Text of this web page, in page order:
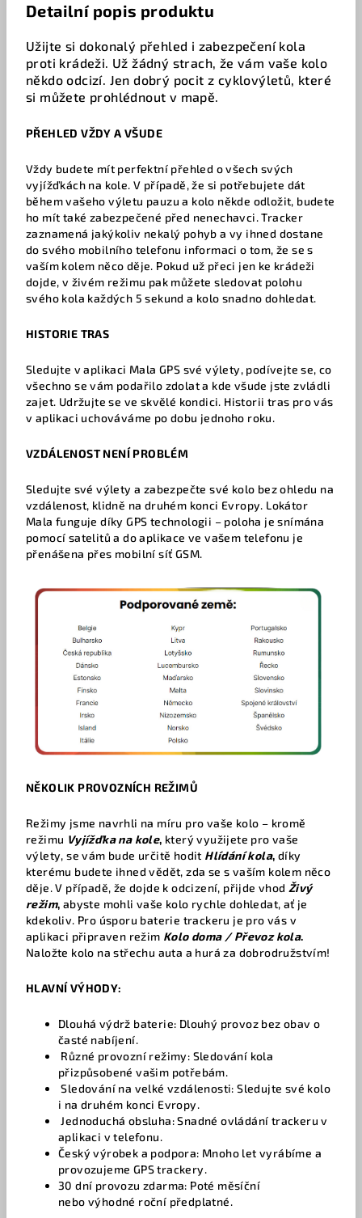
Detailní popis produktu
Užijte si dokonalý přehled i zabezpečení kola
proti krádeži. Už žádný strach, že vám vaše kolo
někdo odcizí. Jen dobrý pocit z cyklovýletů, které
si můžete prohlédnout v mapě.
PŘEHLED VŽDY A VŠUDE
Vždy budete mít perfektní přehled o všech svých
vyjížďkách na kole. V případě, že si potřebujete dát
během vašeho výletu pauzu a kolo někde odložit, budete
ho mít také zabezpečené před nenechavci. Tracker
zaznamená jakýkoliv nekalý pohyb a vy ihned dostane
do svého mobilního telefonu informaci o tom, že se s
vaším kolem něco děje. Pokud už přeci jen ke krádeži
dojde, v živém režimu pak můžete sledovat polohu
svého kola každých 5 sekund a kolo snadno dohledat.
HISTORIE TRAS
Sledujte v aplikaci Mala GPS své výlety, podívejte se, co
všechno se vám podařilo zdolat a kde všude jste zvládli
zajet. Udržujte se ve skvělé kondici. Historii tras pro vás
v aplikaci uchováváme po dobu jednoho roku.
VZDÁLENOST NENÍ PROBLÉM
Sledujte své výlety a zabezpečte své kolo bez ohledu na
vzdálenost, klidně na druhém konci Evropy. Lokátor
Mala funguje díky GPS technologii – poloha je snímána
pomocí satelitů a do aplikace ve vašem telefonu je
přenášena přes mobilní síť GSM.
NĚKOLIK PROVOZNÍCH REŽIMŮ
Režimy jsme navrhli na míru pro vaše kolo – kromě
režimu Vyjížďka na kole, který využijete pro vaše
výlety, se vám bude určitě hodit Hlídání kola, díky
kterému budete ihned vědět, zda se s vaším kolem něco
děje. V případě, že dojde k odcizení, přijde vhod Živý
režim, abyste mohli vaše kolo rychle dohledat, ať je
kdekoliv. Pro úsporu baterie trackeru je pro vás v
aplikaci připraven režim Kolo doma / Převoz kola.
Naložte kolo na střechu auta a hurá za dobrodružstvím!
HLAVNÍ VÝHODY:
Dlouhá výdrž baterie: Dlouhý provoz bez obav o
časté nabíjení.
Různé provozní režimy: Sledování kola
přizpůsobené vašim potřebám.
Sledování na velké vzdálenosti: Sledujte své kolo
i na druhém konci Evropy.
Jednoduchá obsluha: Snadné ovládání trackeru v
aplikaci v telefonu.
Český výrobek a podpora: Mnoho let vyrábíme a
provozujeme GPS trackery.
30 dní provozu zdarma: Poté měsíční
nebo výhodné roční předplatné.